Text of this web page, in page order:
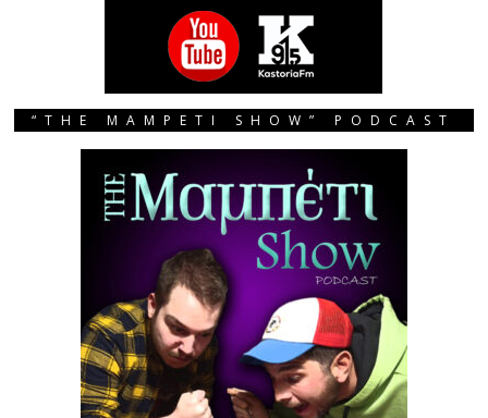
“THE MAMPETI SHOW” PODCAST